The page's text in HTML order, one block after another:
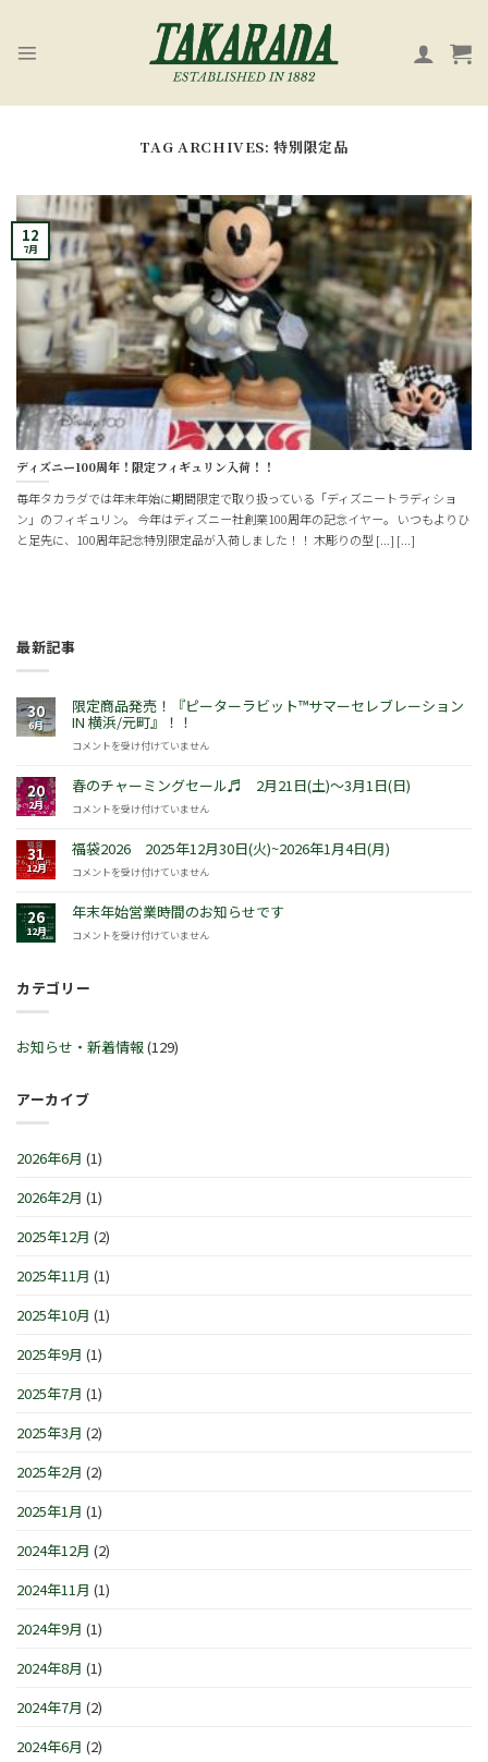
content
TAG ARCHIVES:特別限定品
ディズニー100周年！限定フィギュリン入荷！！
毎年タカラダでは年末年始に期間限定で取り扱っている「ディズニートラディショ
ン」のフィギュリン。 今年はディズニー社創業100周年の記念イヤー。 いつもよりひ
と足先に、100周年記念特別限定品が入荷しました！！ 木彫りの型 [...] [...]
12
7月
最新記事
30
6月
限定商品発売！『ピーターラビット™サマーセレブレーション
IN 横浜/元町』！！
限
商
品
発
『ピ
ラ
ビ
™
ブ
レ
ョ
IN
浜/
町』！！
は
コメントを受け付けていません
20
2月
春のチャーミングセール♬ 2月21日(土)～3月1日(日)
春
チ
ャ
ー
ン
ル
21
～
1
(日)
は
コメントを受け付けていません
31
12月
福袋2026 2025年12月30日(火)~2026年1月4日(月)
福
2026
2025
年
30
年
4
コメントを受け付けていません
26
12月
年末年始営業時間のお知らせです
年
始
お
知
で
は
コメントを受け付けていません
カテゴリー
お知らせ・新着情報(129)
アーカイブ
2026年6月 (1)
2026年2月 (1)
2025年12月 (2)
2025年11月 (1)
2025年10月 (1)
2025年9月 (1)
2025年7月 (1)
2025年3月 (2)
2025年2月 (2)
2025年1月 (1)
2024年12月 (2)
2024年11月 (1)
2024年9月 (1)
2024年8月 (1)
2024年7月 (2)
2024年6月 (2)